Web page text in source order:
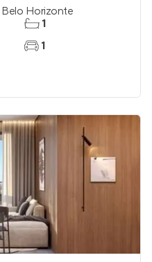
Belo Horizonte
1
1